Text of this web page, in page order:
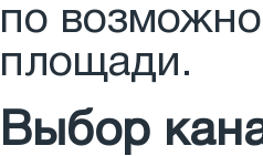
по
площади.
Выбор